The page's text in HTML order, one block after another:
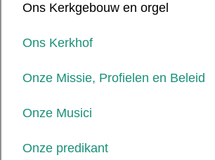
Ons Kerkgebouw en orgel
Ons Kerkhof
Onze Missie, Profielen en Beleid
Onze Musici
Onze predikant